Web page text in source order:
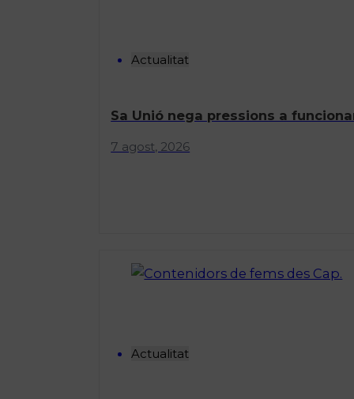
Actualitat
Sa Unió nega pressions a
7 agost, 2026
Actualitat